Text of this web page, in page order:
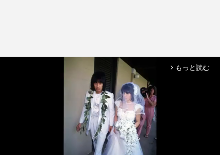
arrow_forward_ios もっと読む